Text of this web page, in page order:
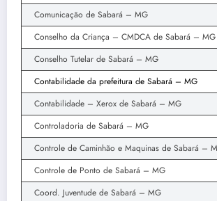
Comunicação de Sabará – MG
Conselho da Criança – CMDCA de Sabará – MG
Conselho Tutelar de Sabará – MG
Contabilidade da prefeitura de Sabará – MG
Contabilidade – Xerox de Sabará – MG
Controladoria de Sabará – MG
Controle de Caminhão e Maquinas de Sabará –
Controle de Ponto de Sabará – MG
Coord. Juventude de Sabará – MG